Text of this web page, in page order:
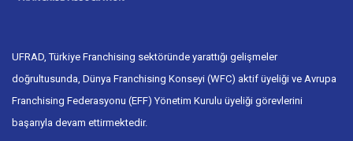
UFRAD, Türkiye Franchising sektöründe yarattığı gelişmeler
doğrultusunda, Dünya Franchising Konseyi (WFC) aktif üyeliği ve Avrupa
Franchising Federasyonu (EFF) Yönetim Kurulu üyeliği görevlerini
başarıyla devam ettirmektedir.